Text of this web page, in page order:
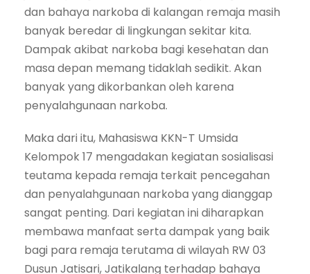
dan bahaya narkoba di kalangan remaja masih
banyak beredar di lingkungan sekitar kita.
Dampak akibat narkoba bagi kesehatan dan
masa depan memang tidaklah sedikit. Akan
banyak yang dikorbankan oleh karena
penyalahgunaan narkoba.
Maka dari itu, Mahasiswa KKN-T Umsida
Kelompok 17 mengadakan kegiatan sosialisasi
teutama kepada remaja terkait pencegahan
dan penyalahgunaan narkoba yang dianggap
sangat penting. Dari kegiatan ini diharapkan
membawa manfaat serta dampak yang baik
bagi para remaja terutama di wilayah RW 03
Dusun Jatisari, Jatikalang terhadap bahaya